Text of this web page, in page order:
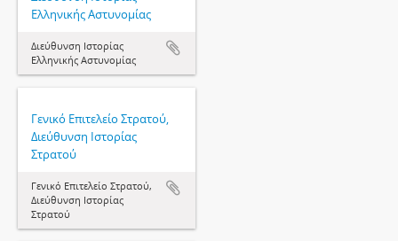
Ελληνικής Αστυνομίας
Διεύθυνση Ιστορίας
Ελληνικής Αστυνομίας
Γενικό Επιτελείο Στρατού,
Διεύθυνση Ιστορίας
Στρατού
Γενικό Επιτελείο Στρατού,
Διεύθυνση Ιστορίας
Στρατού